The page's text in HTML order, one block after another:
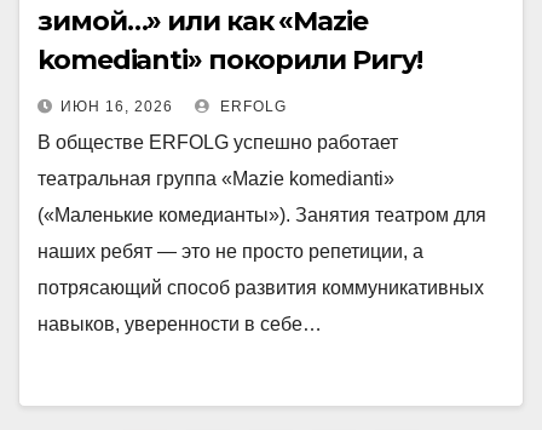
зимой…» или как «Mazie
komedianti» покорили Ригу!
ИЮН 16, 2026 ERFOLG
В обществе ERFOLG успешно работает
театральная группа «Mazie komedianti»
(«Маленькие комедианты»). Занятия театром для
наших ребят — это не просто репетиции, а
потрясающий способ развития коммуникативных
навыков, уверенности в себе…